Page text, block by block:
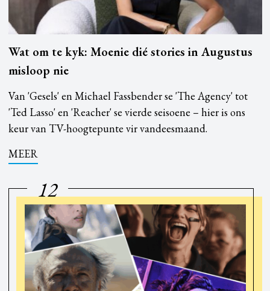
Wat om te kyk: Moenie dié stories in Augustus
misloop nie
Van 'Gesels' en Michael Fassbender se 'The Agency' tot
'Ted Lasso' en 'Reacher' se vierde seisoene – hier is ons
keur van TV-hoogtepunte vir vandeesmaand.
MEER
12